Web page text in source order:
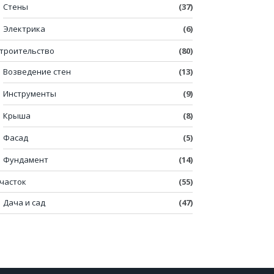
Стены
(37)
Электрика
(6)
(80)
Возведение стен
(13)
Инструменты
(9)
Крыша
(8)
Фасад
(5)
Фундамент
(14)
(55)
Дача и сад
(47)